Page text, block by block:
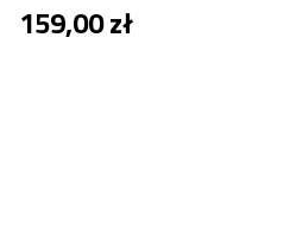
159,00 zł